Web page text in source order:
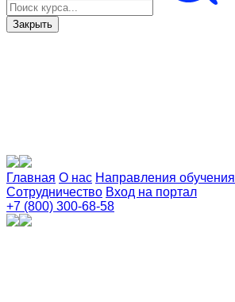
Закрыть
Главная О нас Направления обучения
Сотрудничество Вход на портал
+7 (800) 300-68-58